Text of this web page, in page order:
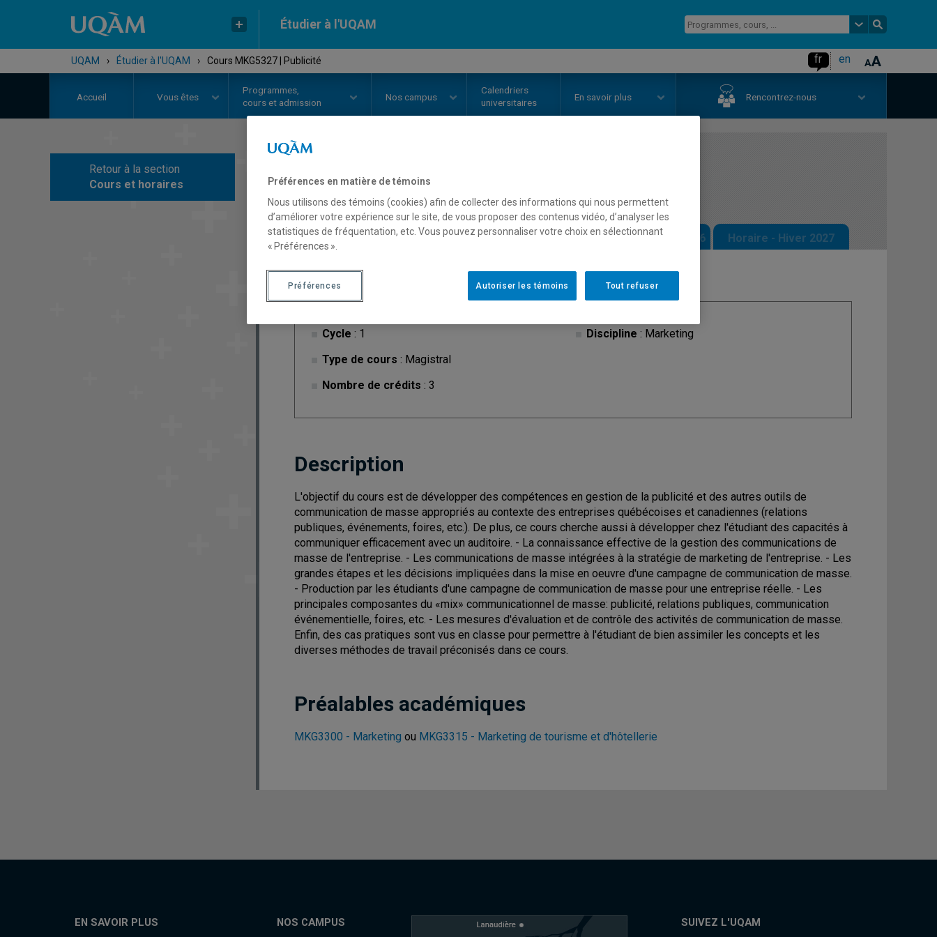
Étudier à l'UQAM
UQAM › Étudier à l'UQAM › Cours MKG5327 | Publicité fr en
Accueil Vous êtes
Programmes,
cours et admission
Nos campus
Calendriers
universitaires
En savoir plus Rencontrez-nous
Retour à la section
Cours et horaires
COURS// MKG5327
Description Horaire - Été 2026 Horaire - Automne 2026 Horaire - Hiver 2027
Cycle : 1
Type de cours : Magistral
Nombre de crédits : 3
Discipline : Marketing
Description
L'objectif du cours est de développer des compétences en gestion de la publicité et des autres outils de
communication de masse appropriés au contexte des entreprises québécoises et canadiennes (relations
publiques, événements, foires, etc.). De plus, ce cours cherche aussi à développer chez l'étudiant des capacités à
communiquer efficacement avec un auditoire. - La connaissance effective de la gestion des communications de
masse de l'entreprise. - Les communications de masse intégrées à la stratégie de marketing de l'entreprise. - Les
grandes étapes et les décisions impliquées dans la mise en oeuvre d'une campagne de communication de masse.
- Production par les étudiants d'une campagne de communication de masse pour une entreprise réelle. - Les
principales composantes du «mix» communicationnel de masse: publicité, relations publiques, communication
événementielle, foires, etc. - Les mesures d'évaluation et de contrôle des activités de communication de masse.
Enfin, des cas pratiques sont vus en classe pour permettre à l'étudiant de bien assimiler les concepts et les
diverses méthodes de travail préconisés dans ce cours.
Préalables académiques
MKG3300 - Marketing ou MKG3315 - Marketing de tourisme et d'hôtellerie
EN SAVOIR PLUS NOS CAMPUS SUIVEZ L'UQAM
Préférences en matière de témoins
Nous utilisons des témoins (cookies) afin de collecter des informations qui nous permettent
d’améliorer votre expérience sur le site, de vous proposer des contenus vidéo, d’analyser les
statistiques de fréquentation, etc. Vous pouvez personnaliser votre choix en sélectionnant
« Préférences ».
Tout refuser
Autoriser les témoins
Préférences